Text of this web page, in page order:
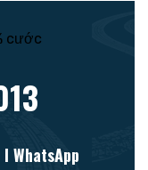
cước
WhatsApp